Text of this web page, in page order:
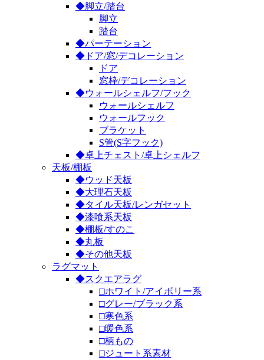
◆脚立/踏台
脚立
踏台
◆パーテーション
◆ドア/窓/デコレーション
ドア
窓枠/デコレーション
◆ウォールシェルフ/フック
ウォールシェルフ
ウォールフック
ブラケット
S管(S字フック)
◆卓上チェスト/卓上シェルフ
天板/棚板
◆ウッド天板
◆大理石天板
◆タイル天板/レンガセット
◆漆喰系天板
◆棚板/すのこ
◆丸板
◆その他天板
ラグマット
◆スクエアラグ
□ホワイト/アイボリー系
□グレー/ブラック系
□寒色系
□暖色系
□柄もの
□ジュート系素材